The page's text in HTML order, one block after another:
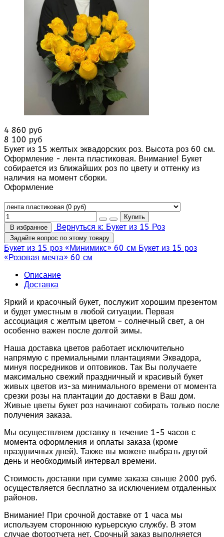
4 860 руб
8 100 руб
Букет из 15 желтых эквадорских роз. Высота роз 60 см.
Оформление - лента пластиковая. Внимание! Букет
собирается из ближайших роз по цвету и оттенку из
наличия на момент сборки.
Оформление
В избранное Вернуться к: Букет из 15 Роз
Задайте вопрос по этому товару
Букет из 15 роз «Минимикс» 60 см Букет из 15 роз
«Розовая мечта» 60 см
Описание
Доставка
Яркий и красочный букет, послужит хорошим презентом
и будет уместным в любой ситуации. Первая
ассоциация с желтым цветом – солнечный свет, а он
особенно важен после долгой зимы.
Наша доставка цветов работает исключительно
напрямую с премиальными плантациями Эквадора,
минуя посредников и оптовиков. Так Вы получаете
максимально свежий праздничный и красивый букет
живых цветов из-за минимального времени от момента
срезки розы на плантации до доставки в Ваш дом.
Живые цветы букет роз начинают собирать только после
получения заказа.
Мы осуществляем доставку в течение 1-5 часов с
момента оформления и оплаты заказа (кроме
праздничных дней). Также вы можете выбрать другой
день и необходимый интервал времени.
Стоимость доставки при сумме заказа свыше 2000 руб.
осуществляется бесплатно за исключением отдаленных
районов.
Внимание! При срочной доставке от 1 часа мы
используем стороннюю курьерскую службу. В этом
случае фотоотчета нет. Срочный заказ выполняется